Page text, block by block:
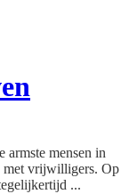
armste mensen in
met vrijwilligers. Op
...